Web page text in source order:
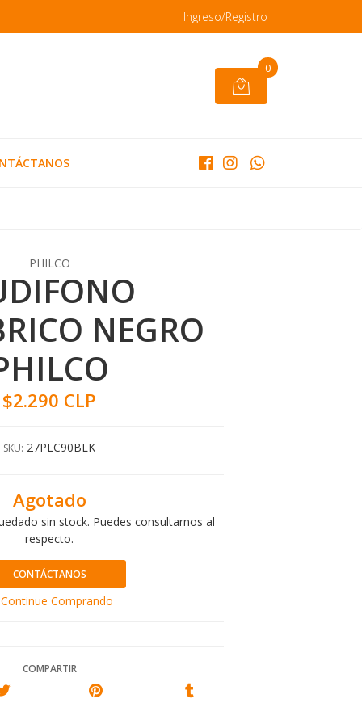
Ingreso/Registro
0
PHILCO
NEGRO
$2.290 CLP
SKU: 27PLC90BLK
Agotado
sin stock. Puedes consultarnos al
respecto.
CONTÁCTANOS
Comprando
COMPARTIR